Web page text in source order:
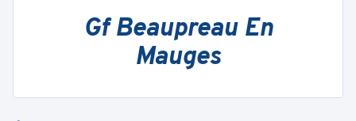
Gf Beaupreau En
Mauges